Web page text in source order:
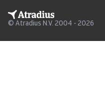
© Atradius N.V. 2004 - 2026